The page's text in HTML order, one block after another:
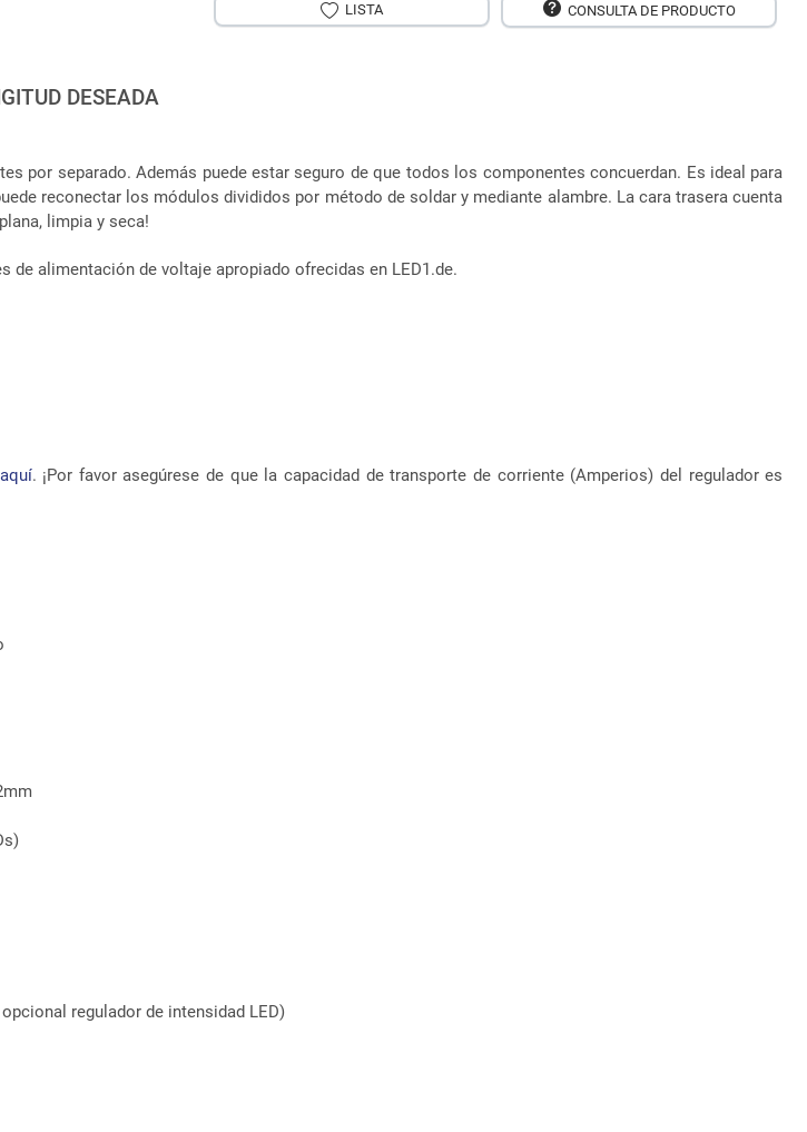
LISTA CONSULTA DE PRODUCTO
DESEADA
por separado. Además puede estar seguro de que todos los componentes concuerdan. Es ideal para
reconectar los módulos divididos por método de soldar y mediante alambre. La cara trasera cuenta
limpia y seca!
de alimentación de voltaje apropiado ofrecidas en LED1.de.
aquí. ¡Por favor asegúrese de que la capacidad de transporte de corriente (Amperios) del regulador es
regulador de intensidad LED)